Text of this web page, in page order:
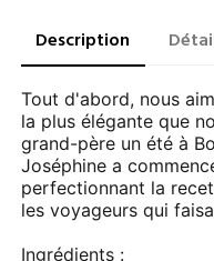
Description
Tout d'abord, nous
la plus élégante que
grand-père un été à
Joséphine a
perfectionnant la
les voyageurs qui
Ingrédients :